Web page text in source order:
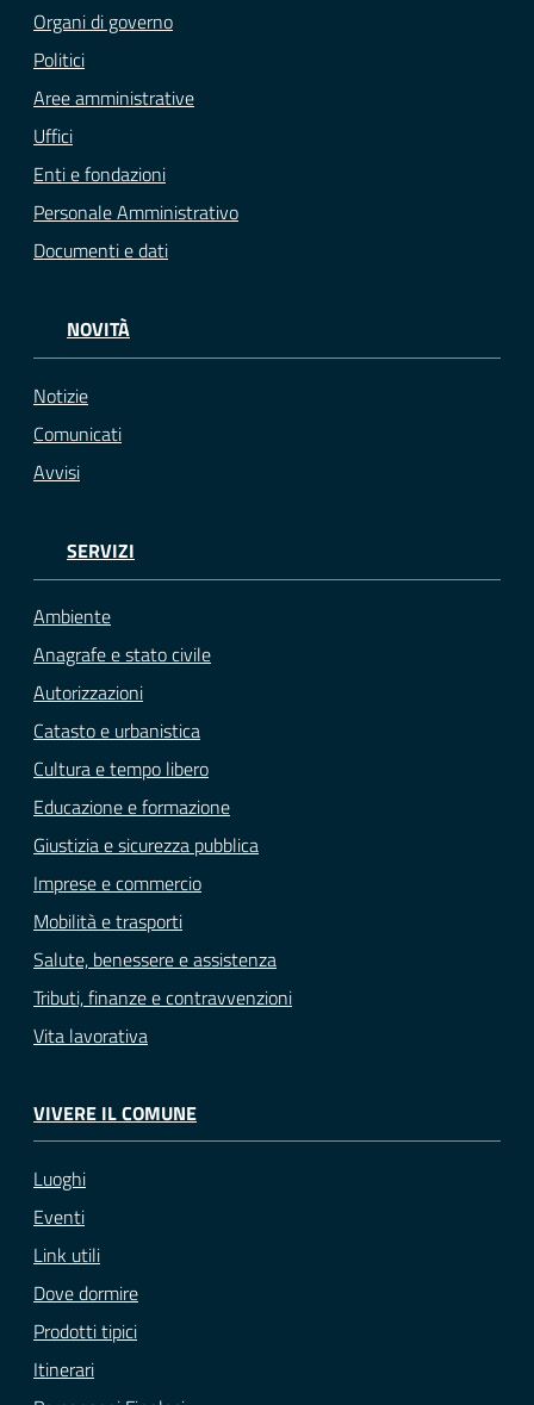
Organi di governo
Politici
Aree amministrative
Uffici
Enti e fondazioni
Personale Amministrativo
Documenti e dati
NOVITÀ
Notizie
Comunicati
Avvisi
SERVIZI
Ambiente
Anagrafe e stato civile
Autorizzazioni
Catasto e urbanistica
Cultura e tempo libero
Educazione e formazione
Giustizia e sicurezza pubblica
Imprese e commercio
Mobilità e trasporti
Salute, benessere e assistenza
Tributi, finanze e contravvenzioni
Vita lavorativa
VIVERE IL COMUNE
Luoghi
Eventi
Link utili
Dove dormire
Prodotti tipici
Itinerari